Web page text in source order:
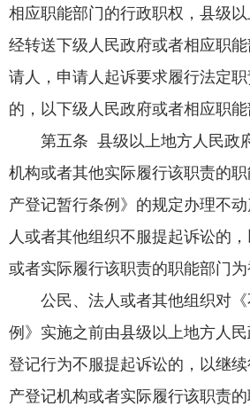
相应职能部门的行政职权，县级
经转送下级人民政府或者相应职
请人，申请人起诉要求履行法定
的，以下级人民政府或者相应职能
第五条 县级以上地方人民政
机构或者其他实际履行该职责的
产登记暂行条例》的规定办理不
人或者其他组织不服提起诉讼的
或者实际履行该职责的职能部门为
公民、法人或者其他组织对《
例》实施之前由县级以上地方人
登记行为不服提起诉讼的，以继
产登记机构或者实际履行该职责的